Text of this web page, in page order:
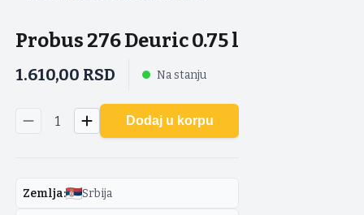
Probus 276 Deuric 0.75 l
1.610,00 RSD Na stanju
1 Dodaj u korpu
Zemlja: Srbija